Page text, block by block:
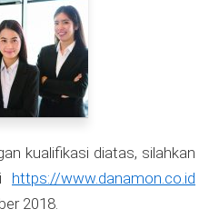
kualifikasi diatas, silahkan
https://www.danamon.co.id
2018.